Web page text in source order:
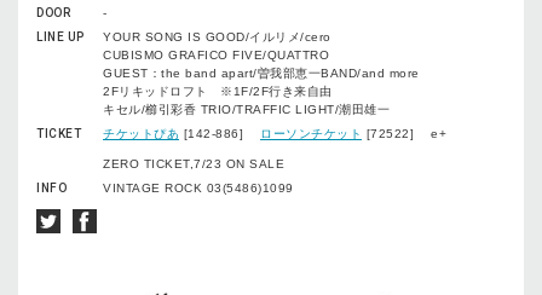
DOOR
-
LINE UP
YOUR SONG IS GOOD/イルリメ/cero
CUBISMO GRAFICO FIVE/QUATTRO
GUEST：the band apart/曽我部恵一BAND/and more
2Fリキッドロフト ※1F/2F行き来自由
キセル/櫛引彩香 TRIO/TRAFFIC LIGHT/潮田雄一
TICKET
チケットぴあ [142-886] ローソンチケット [72522] e+
ZERO TICKET,7/23 ON SALE
INFO
VINTAGE ROCK 03(5486)1099